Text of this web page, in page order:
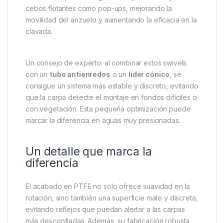
Aplicaciones recomendadas en
la pesca de carpa
montajes clásicos y modernos dentro del carpfishing.
Son especialmente efectivos en configuraciones
comohelicóptero rigs, montajes en línea o sistemas
de plomo con clip de seguridad, donde la fiabilidad
del eslabón giratorio es clave. Además, su fluidez en
la rotación aporta una gran ventaja en montajes con
clavada.
Un consejo de experto: al combinar estos swivels
con untubo antienredos o unlíder cónico , se
consigue un sistema más estable y discreto, evitando
que la carpa detecte el montaje en fondos difíciles o